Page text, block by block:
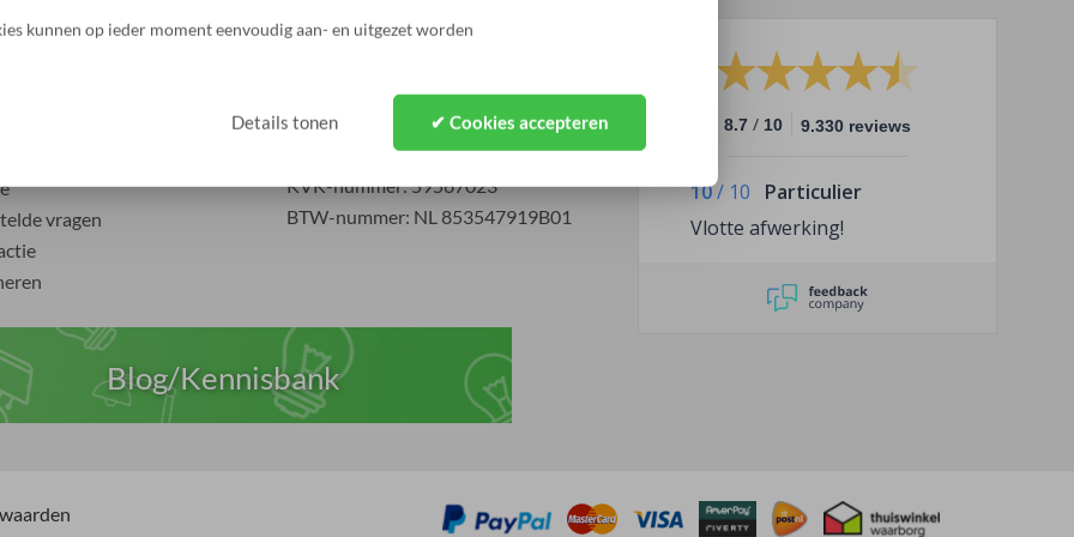
kunnen op ieder moment eenvoudig aan- en uitgezet worden
Details tonen ✔ Cookies accepteren
vragen
Blog/Kennisbank
Over ons
Blog / Kennisbank
Lamp #1 - Hanglampen etc.
KVK-nummer: 59567023
BTW-nummer: NL 853547919B01
8.7 / 10 9.330 reviews
10/ 10
Particulier
Vlotte afwerking!